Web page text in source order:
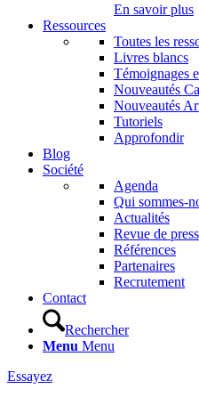
En savoir plus
Ressources
Toutes les
Livres blancs
Témoignages
Nouveautés
Nouveautés
Tutoriels
Approfondir
Blog
Société
Agenda
Qui sommes-
Actualités
Revue de
Références
Partenaires
Recrutement
Contact
Rechercher
Menu Menu
Essayez